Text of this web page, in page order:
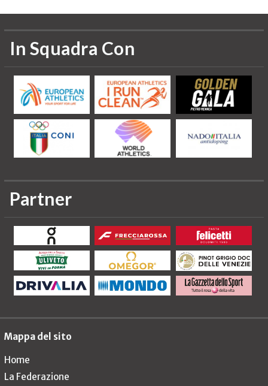
In Squadra Con
Partner
Mappa del sito
Home
La Federazione